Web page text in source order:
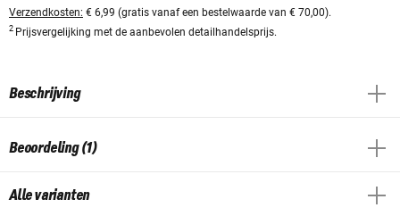
Verzendkosten: € 6,99 (gratis vanaf een bestelwaarde van € 70,00).
2 Prijsvergelijking met de aanbevolen detailhandelsprijs.
Beschrijving
Beoordeling (1)
Alle varianten